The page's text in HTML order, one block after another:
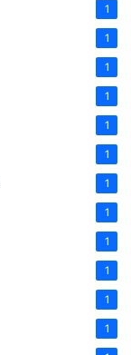
1
1
1
1
1
1
1
1
1
1
1
1